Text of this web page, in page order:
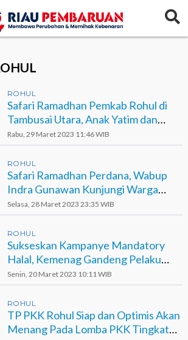
ROHUL
Safari Ramadhan Pemkab Rohul di
Tambusai Utara, Anak Yatim dan
Kaum Dhuafa Terima Bantuan
Rabu, 29 Maret 2023 11:46 WIB
ROHUL
Safari Ramadhan Perdana, Wabup
Indra Gunawan Kunjungi Warga
Pendalian IV Koto Rohul
Selasa, 28 Maret 2023 23:35 WIB
ROHUL
Sukseskan Kampanye Mandatory
Halal, Kemenag Gandeng Pelaku
Usaha Rohul
Senin, 20 Maret 2023 10:11 WIB
ROHUL
TP PKK Rohul Siap dan Optimis Akan
Menang Pada Lomba PKK Tingkat